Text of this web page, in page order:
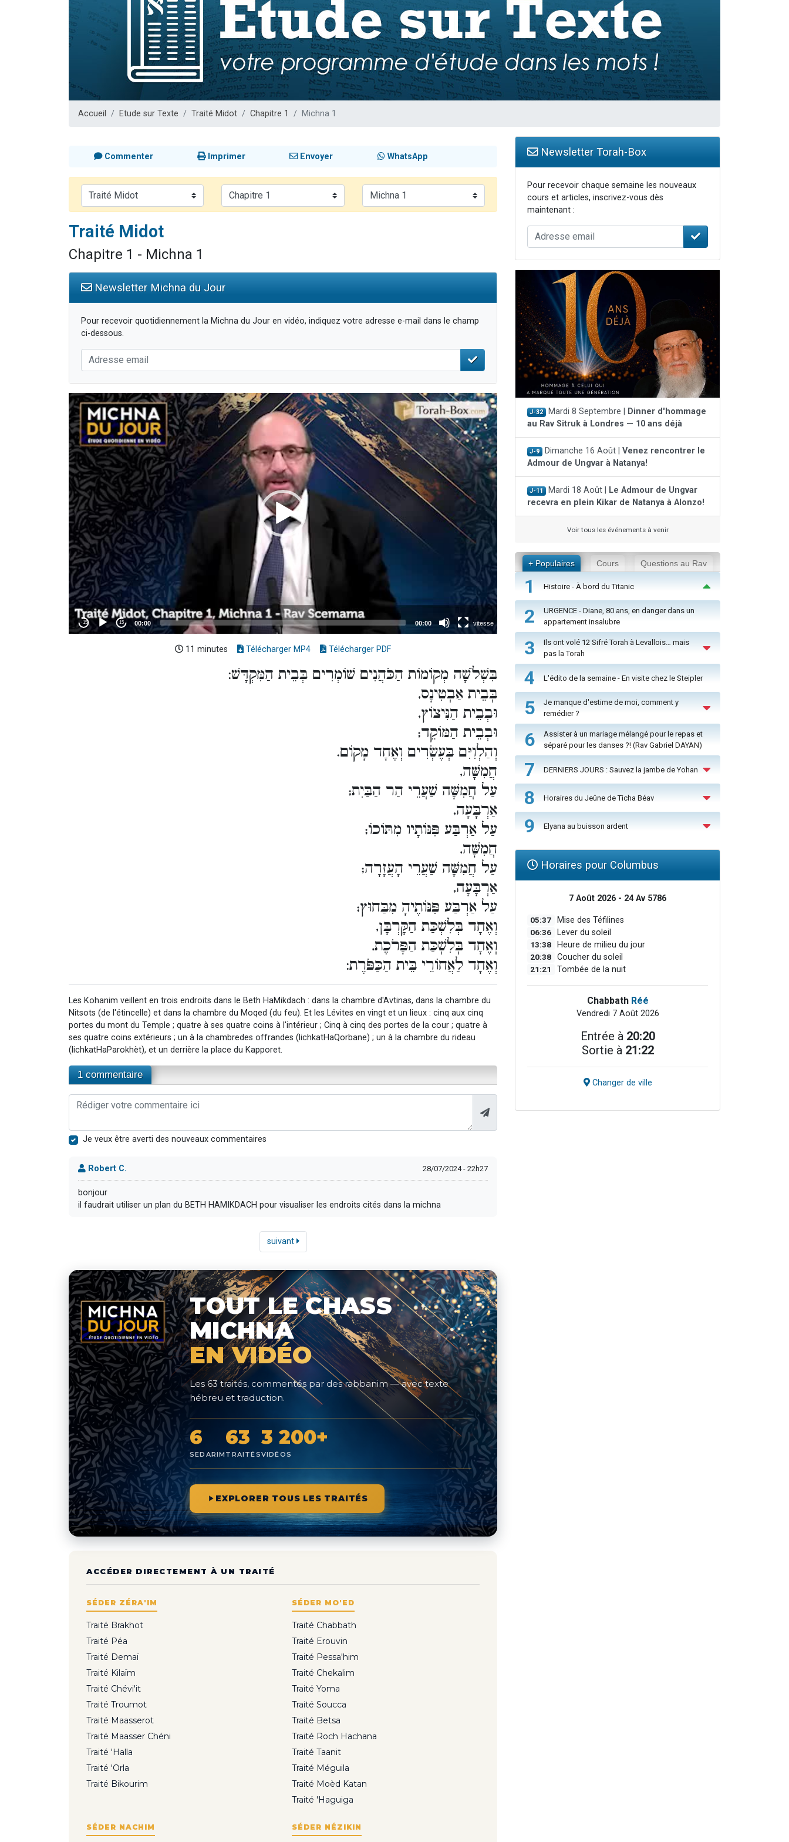
61 personnes viennent de demander une bénédiction
Ariel vient de donner son Maasser
Il reste 49 places pour étudier en groupe sur Zoom
Eva vient de donner son Maasser
Accueil Etude sur Texte Traité Midot Chapitre 1 Michna 1
Commenter Imprimer Envoyer WhatsApp
Traité Midot
Chapitre 1 - Michna 1
Newsletter Michna du Jour
Pour recevoir quotidiennement la Michna du Jour en vidéo, indiquez votre adresse e-mail dans le champ
ci-dessous.
11 minutes Télécharger MP4 Télécharger PDF
בִּשְׁלֹשָׁה מְקוֹמוֹת הַכֹּהֲנִים שׁוֹמְרִים בְּבֵית הַמִּקְדָּשׁ:
בְּבֵית אַבְטִינָס,
וּבְבֵית הַנִּיצוֹץ,
וּבְבֵית הַמּוֹקֵד;
וְהַלְוִיִּם בְּעֶשְׂרִים וְאֶחָד מָקוֹם.
חֲמִשָּׁה,
עַל חֲמִשָּׁה שַׁעֲרֵי הַר הַבַּיִת;
אַרְבָּעָה,
עַל אַרְבַּע פִּנּוֹתָיו מִתּוֹכוֹ;
חֲמִשָּׁה,
עַל חֲמִשָּׁה שַׁעֲרֵי הָעֲזָרָה;
אַרְבָּעָה,
עַל אַרְבַּע פִּנּוֹתֶיהָ מִבַּחוּץ;
וְאֶחָד בְּלִשְׁכַּת הַקָּרְבָּן,
וְאֶחָד בְּלִשְׁכַּת הַפָּרֹכֶת,
וְאֶחָד לַאֲחוֹרֵי בֵּית הַכַּפֹּרֶת:
Les Kohanim veillent en trois endroits dans le Beth HaMikdach : dans la chambre d'Avtinas, dans la chambre du
Nitsots (de l'étincelle) et dans la chambre du Moqed (du feu). Et les Lévites en vingt et un lieux : cinq aux cinq
portes du mont du Temple ; quatre à ses quatre coins à l'intérieur ; Cinq à cinq des portes de la cour ; quatre à
ses quatre coins extérieurs ; un à la chambredes offrandes (lichkatHaQorbane) ; un à la chambre du rideau
(lichkatHaParokhèt), et un derrière la place du Kapporet.
1 commentaire
Je veux être averti des nouveaux commentaires
Robert C. 28/07/2024 - 22h27
bonjour
il faudrait utiliser un plan du BETH HAMIKDACH pour visualiser les endroits cités dans la michna
suivant
TOUT LE CHASS
MICHNA
EN VIDÉO
Les 63 traités, commentés par des rabbanim — avec texte
hébreu et traduction.
6
SEDARIM
63
TRAITÉS
3 200+
VIDÉOS
EXPLORER TOUS LES TRAITÉS
ACCÉDER DIRECTEMENT À UN TRAITÉ
SÉDER ZÉRA'IM
Traité Brakhot
Traité Péa
Traité Demaï
Traité Kilaïm
Traité Chévi'it
Traité Troumot
Traité Maasserot
Traité Maasser Chéni
Traité 'Halla
Traité 'Orla
Traité Bikourim
SÉDER MO'ED
Traité Chabbath
Traité Erouvin
Traité Pessa'him
Traité Chekalim
Traité Yoma
Traité Soucca
Traité Betsa
Traité Roch Hachana
Traité Taanit
Traité Méguila
Traité Moèd Katan
Traité 'Haguiga
SÉDER NACHIM SÉDER NÉZIKIN
Newsletter Torah-Box
Pour recevoir chaque semaine les nouveaux
cours et articles, inscrivez-vous dès
maintenant :
J-32 Mardi 8 Septembre |
Dinner d'hommage
au Rav Sitruk à Londres — 10 ans déjà
J-9 Dimanche 16 Août | Venez rencontrer le
Admour de Ungvar à Natanya!
J-11 Mardi 18 Août |
Le Admour de Ungvar
recevra en plein Kikar de Natanya à Alonzo!
Voir tous les événements à venir
+ Populaires Cours Questions au Rav
1 Histoire - À bord du Titanic
2
URGENCE - Diane, 80 ans, en danger dans un
appartement insalubre
3
Ils ont volé 12 Sifré Torah à Levallois… mais
pas la Torah
4 L'édito de la semaine - En visite chez le Steipler
5
Je manque d'estime de moi, comment y
remédier ?
6
Assister à un mariage mélangé pour le repas et
séparé pour les danses ?! (Rav Gabriel DAYAN)
7 DERNIERS JOURS : Sauvez la jambe de Yohan
8 Horaires du Jeûne de Ticha Béav
9 Elyana au buisson ardent
Horaires pour Columbus
7 Août 2026 - 24 Av 5786
05:37 Mise des Téfilines
06:36 Lever du soleil
13:38 Heure de milieu du jour
20:38 Coucher du soleil
21:21 Tombée de la nuit
Chabbath Réé
Vendredi 7 Août 2026
Entrée à 20:20
Sortie à 21:22
Changer de ville